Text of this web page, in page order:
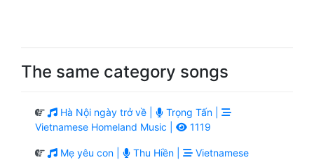
The same category songs
Hà Nội ngày trở về |
Trọng Tấn |
Vietnamese Homeland Music |
1119
Mẹ yêu con | Thu Hiền |
Vietnamese